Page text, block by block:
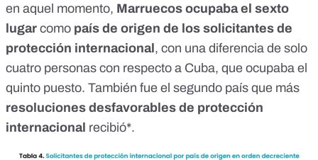
en aquel momento, Marruecos ocupaba el sexto
lugar como país de origen de los solicitantes de
protección internacional, con una diferencia de solo
cuatro personas con respecto a Cuba, que ocupaba el
quinto puesto. También fue el segundo país que más
resoluciones desfavorables de protección
internacional recibió*.